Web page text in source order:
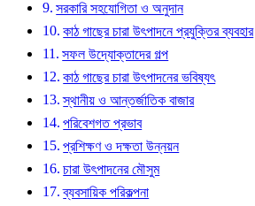
সরকারি সহযোগিতা ও অনুদান
কাঠ গাছের চারা উৎপাদনে প্রযুক্তির ব্যবহার
সফল উদ্যোক্তাদের গল্প
কাঠ গাছের চারা উৎপাদনের ভবিষ্যৎ
স্থানীয় ও আন্তর্জাতিক বাজার
পরিবেশগত প্রভাব
প্রশিক্ষণ ও দক্ষতা উন্নয়ন
চারা উৎপাদনের মৌসুম
ব্যবসায়িক পরিকল্পনা